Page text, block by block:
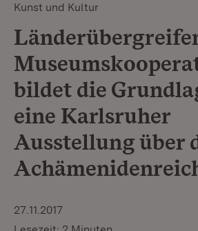
Kunst und Kultur
bildet die
eine Karlsruher
Ausstellung über
27.11.2017